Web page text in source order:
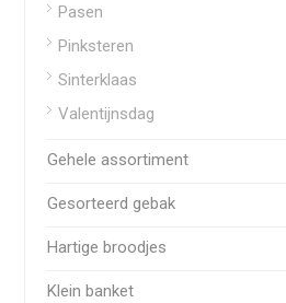
Pasen
Pinksteren
Sinterklaas
Valentijnsdag
Gehele assortiment
Gesorteerd gebak
Hartige broodjes
Klein banket